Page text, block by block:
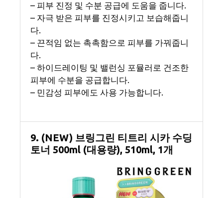
– 피부 진정 및 수분 공급에 도움을 줍니다.
– 자극 받은 피부를 진정시키고 보습해줍니
다.
– 끈적임 없는 촉촉함으로 피부를 가꿔줍니
다.
– 하이드레이팅 및 밸런싱 포뮬러로 건조한
피부에 수분을 공급합니다.
– 민감성 피부에도 사용 가능합니다.
9. (NEW) 브링그린 티트리 시카 수딩
토너 500ml (대용량), 510ml, 1개